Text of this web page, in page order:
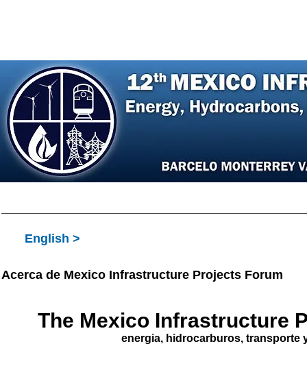
English >
Acerca de Mexico Infrastructure Projects Forum
The Mexico Infrastructure
energia, hidrocarburos,